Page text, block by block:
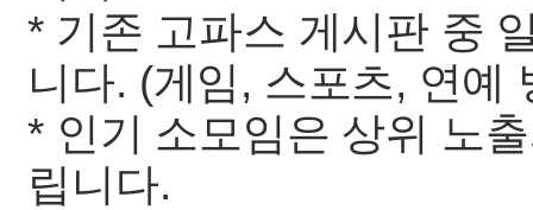
* 기존 고파스 게시판 중
니다. (게임, 스포츠, 연예
* 인기 소모임은 상위 노
립니다.